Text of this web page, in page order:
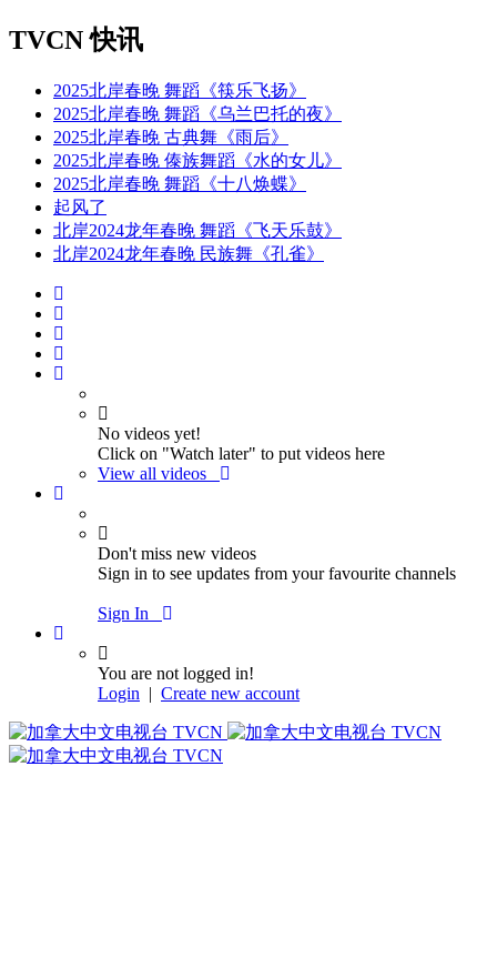
TVCN 快讯
2025北岸春晚 舞蹈《筷乐飞扬》
2025北岸春晚 舞蹈《乌兰巴托的夜》
2025北岸春晚 古典舞《雨后》
2025北岸春晚 傣族舞蹈《水的女儿》
2025北岸春晚 舞蹈《十八焕蝶》
起风了
北岸2024龙年春晚 舞蹈《飞天乐鼓》
北岸2024龙年春晚 民族舞《孔雀》
No videos yet!
Click on "Watch later" to put videos here
View all videos
Don't miss new videos
Sign in to see updates from your favourite channels
Sign In
You are not logged in!
Login | Create new account